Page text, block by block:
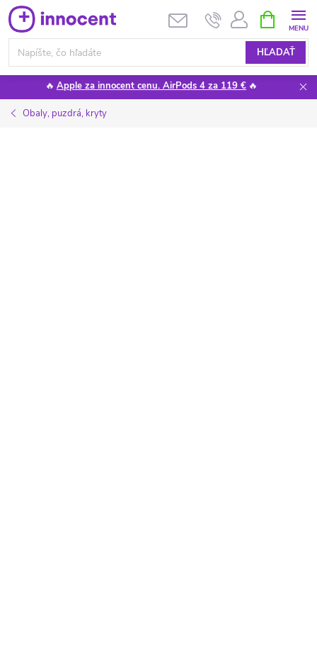
Prejsť
na
obsah
HĽADAŤ
KOŠÍK
🔥 Apple za innocent cenu. AirPods 4 za 119 € 🔥
Obaly, puzdrá, kryty